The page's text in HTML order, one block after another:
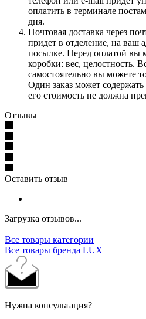
оплатить в терминале
дня.
Почтовая доставка через
придет в отделение, на ваш
посылке. Перед оплатой вы
коробки: вес, целостность.
самостоятельно вы можете
Один заказ может
его стоимость не должна
Отзывы
Оставить отзыв
Загрузка отзывов...
Все товары категории
Все товары бренда LUX
Нужна консультация?